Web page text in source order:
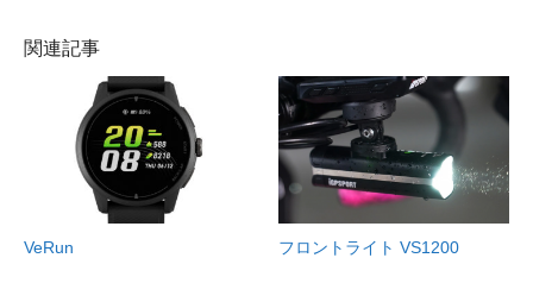
関連記事
VeRun フロントライト VS1200